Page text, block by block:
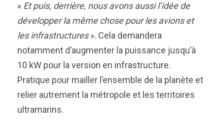
« Et puis, derrière, nous avons aussi l’idée de
développer la même chose pour les avions et
les infrastructures». Cela demandera
notamment d’augmenter la puissance jusqu’à
10 kW pour la version en infrastructure.
Pratique pour mailler l’ensemble de la planète et
relier autrement la métropole et les territoires
ultramarins.